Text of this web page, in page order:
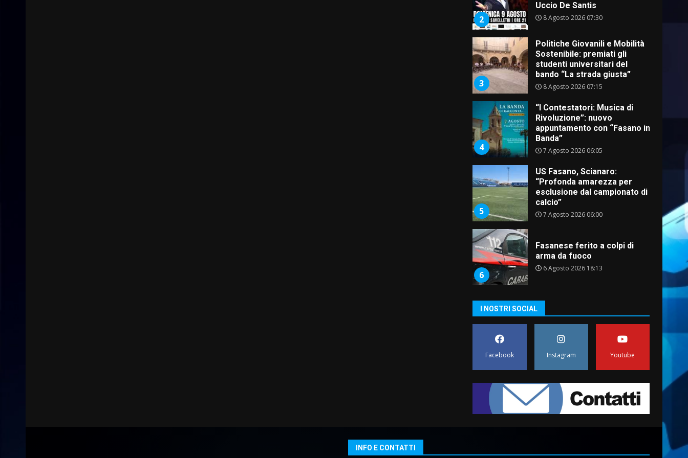
2
Uccio De Santis
8 Agosto 2026 07:30
3
Politiche Giovanili e Mobilità
Sostenibile: premiati gli
studenti universitari del
bando “La strada giusta”
8 Agosto 2026 07:15
4
“I Contestatori: Musica di
Rivoluzione”: nuovo
appuntamento con “Fasano in
Banda”
7 Agosto 2026 06:05
5
US Fasano, Scianaro:
“Profonda amarezza per
esclusione dal campionato di
calcio”
7 Agosto 2026 06:00
6
Fasanese ferito a colpi di
arma da fuoco
6 Agosto 2026 18:13
Carta d’identità: continua il
piano di aperture
6 Agosto 2026 14:16
La Banda Città di Fasano apre
Savelletri
8 Agosto 2026 11:00
Uccio De Santis
I NOSTRI SOCIAL
Facebook Instagram Youtube
INFO E CONTATTI